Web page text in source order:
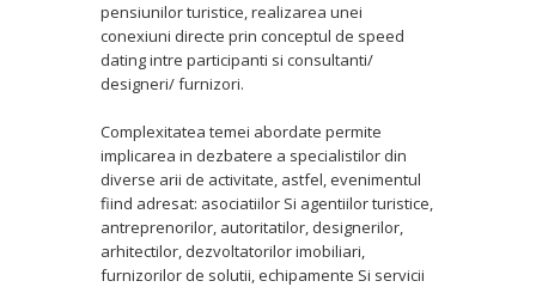
pensiunilor turistice, realizarea unei
conexiuni directe prin conceptul de speed
dating intre participanti si consultanti/
designeri/ furnizori.
Complexitatea temei abordate permite
implicarea in dezbatere a specialistilor din
diverse arii de activitate, astfel, evenimentul
fiind adresat: asociatiilor Si agentiilor turistice,
antreprenorilor, autoritatilor, designerilor,
arhitectilor, dezvoltatorilor imobiliari,
furnizorilor de solutii, echipamente Si servicii